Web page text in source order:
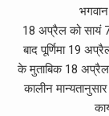
18 अप्रैल को सायं
बाद पूर्णिमा 19
के मुताबिक 18 अप्रैल
कालीन